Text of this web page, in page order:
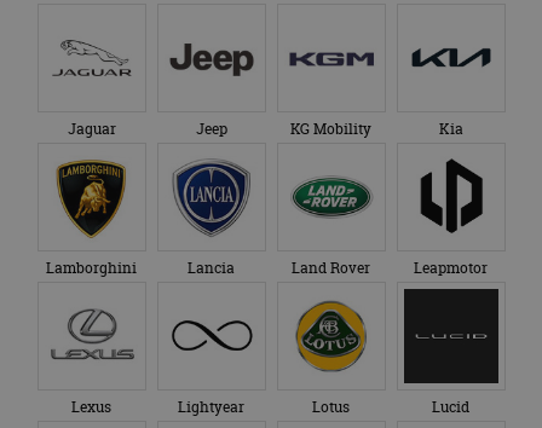
Jaguar Jeep KG Mobility Kia
Lamborghini Lancia Land Rover Leapmotor
Lexus Lightyear Lotus Lucid